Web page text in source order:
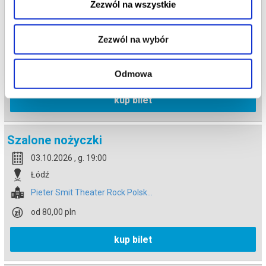
Zezwól na wszystkie
Zezwól na wybór
Odmowa
02.10.2026 , g. 19:00
Pieter Smit Theater Rock Polsk...
kup bilet
Szalone nożyczki
03.10.2026 , g. 19:00
Łódź
Pieter Smit Theater Rock Polsk...
od 80,00 pln
kup bilet